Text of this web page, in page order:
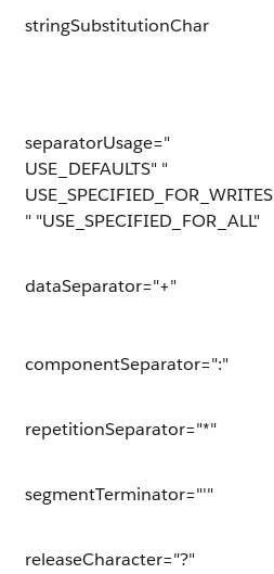
stringSubstitutionChar
separatorUsage="​
USE_DEFAULTS​" "​
USE_SPECIFIED_FOR_WRITES​
" "​USE_SPECIFIED_FOR_ALL​"
dataSeparator="+"
componentSeparator=":"
repetitionSeparator="*"
segmentTerminator="'"
releaseCharacter="?"